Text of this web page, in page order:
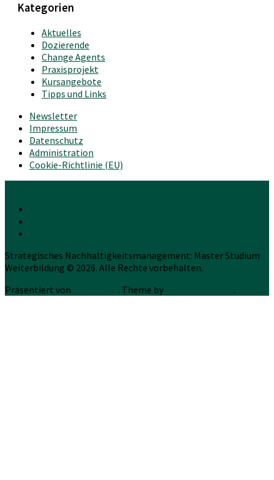
Kategorien
Aktuelles
Dozierende
Change Agents
Praxisprojekt
Kursangebote
Tipps und Links
Newsletter
Impressum
Datenschutz
Administration
Cookie-Richtlinie (EU)
Strategisches Nachhaltigkeitsmanagement: Master Studium
Weiterbildung © 2026. Alle Rechte vorbehalten.
Präsentiert von
. Theme by .